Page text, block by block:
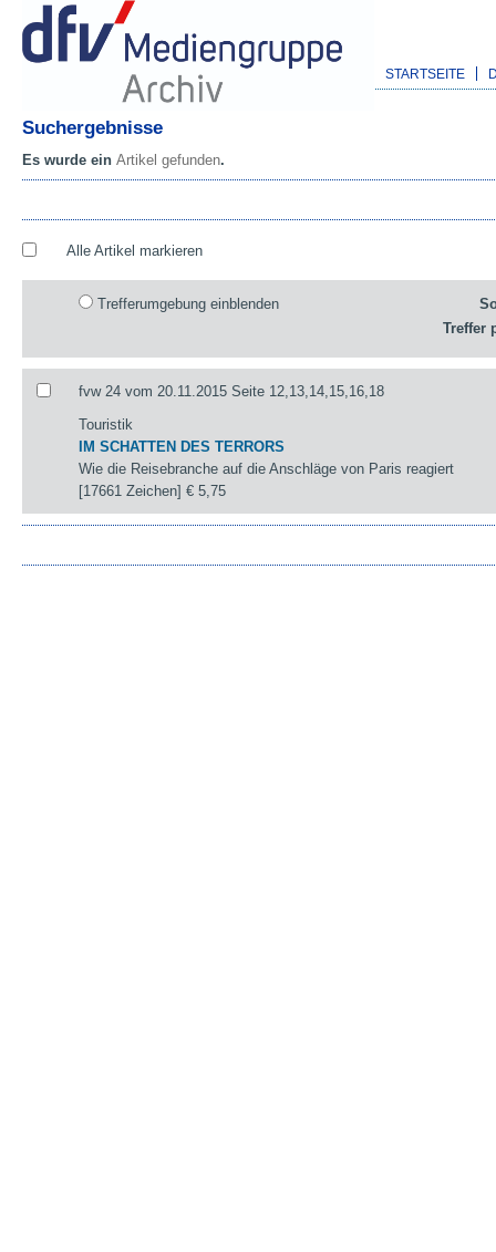
STARTSEITE
Suchergebnisse
Es wurde ein Artikel gefunden.
Alle Artikel markieren
Trefferumgebung einblenden
Treffer
fvw 24 vom 20.11.2015 Seite 12,13,14,15,16,18
Touristik
IM SCHATTEN DES TERRORS
Wie die Reisebranche auf die Anschläge von Paris reagiert
[17661 Zeichen]€ 5,75